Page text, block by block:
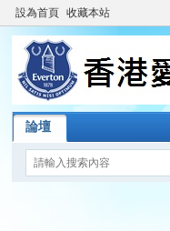
設為首頁 收藏本站
論壇